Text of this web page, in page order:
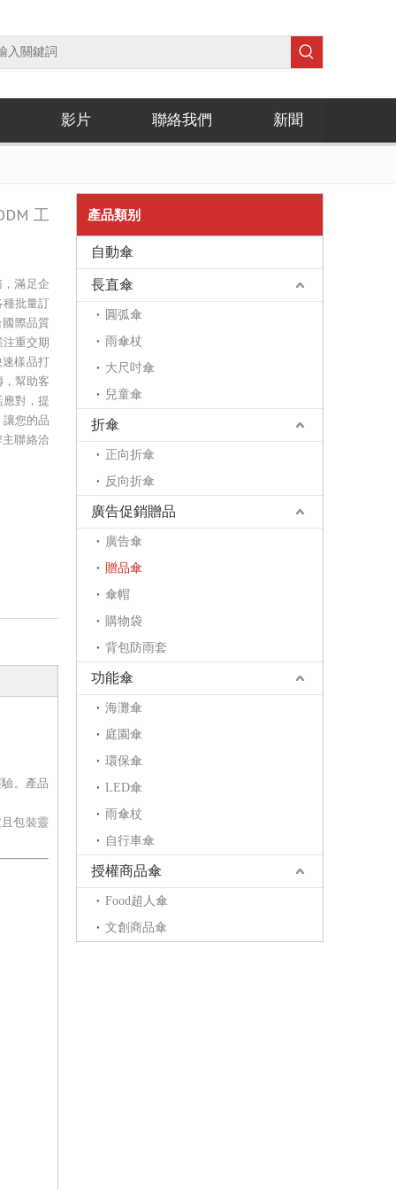
影片 聯絡我們 新聞
工
滿足企
種批量訂
際品質
重交期
樣品打
幫助客
對，提
您的品
聯絡洽
。產品
包裝靈
產品類别
自動傘
長直傘
圓弧傘
雨傘杖
大尺吋傘
兒童傘
折傘
正向折傘
反向折傘
廣告促銷贈品
廣告傘
贈品傘
傘帽
購物袋
背包防雨套
功能傘
海灘傘
庭園傘
環保傘
LED傘
雨傘杖
自行車傘
授權商品傘
Food超人傘
文創商品傘